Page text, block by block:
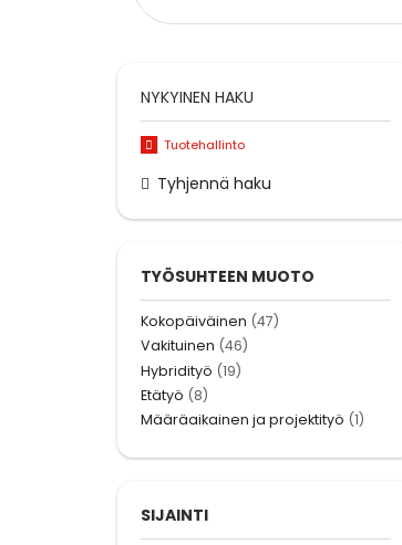
NYKYINEN HAKU
Tuotehallinto
Tyhjennä haku
TYÖSUHTEEN MUOTO
Kokopäiväinen (47)
Vakituinen (46)
Hybridityö (19)
Etätyö (8)
Määräaikainen ja projektityö (1)
SIJAINTI